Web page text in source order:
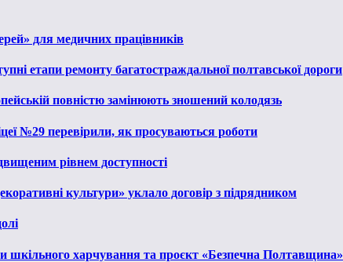
для медичних працівників
етапи ремонту багатостраждальної полтавської дороги
повністю замінюють зношений колодязь
№29 перевірили, як просуваються роботи
рівнем доступності
культури» уклало договір з підрядником
харчування та проєкт «Безпечна Полтавщина»